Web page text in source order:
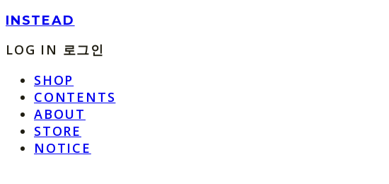
INSTEAD
LOG IN 로그인
SHOP
CONTENTS
ABOUT
STORE
NOTICE